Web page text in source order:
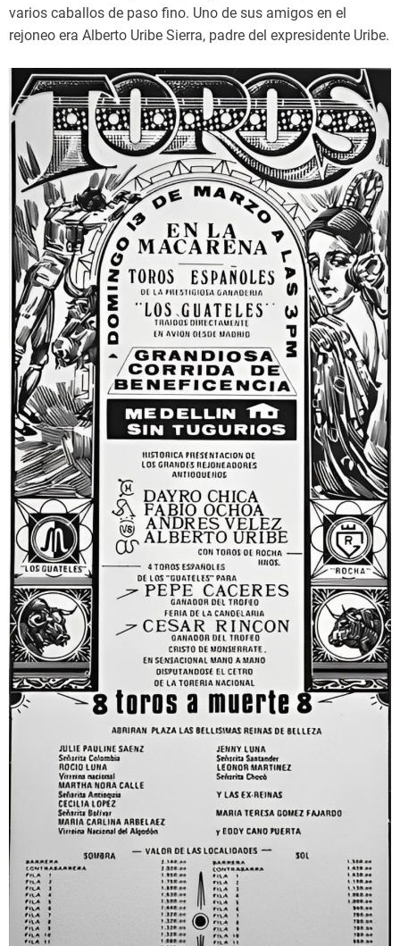
varios caballos de paso fino. Uno de sus amigos en el
rejoneo era Alberto Uribe Sierra, padre del expresidente Uribe.